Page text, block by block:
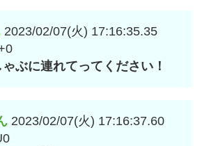
2023/02/07(火) 17:16:35.35
ぶに連れてってください！
2023/02/07(火) 17:16:37.60